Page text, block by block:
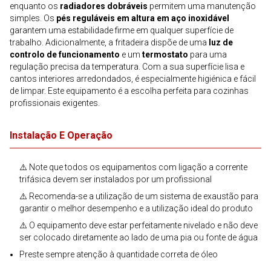
enquanto os radiadores dobráveis permitem uma manutenção
simples. Os pés reguláveis em altura em aço inoxidável
garantem uma estabilidade firme em qualquer superfície de
trabalho. Adicionalmente, a fritadeira dispõe de uma luz de
controlo de funcionamento e um termostato para uma
regulação precisa da temperatura. Com a sua superfície lisa e
cantos interiores arredondados, é especialmente higiénica e fácil
de limpar. Este equipamento é a escolha perfeita para cozinhas
profissionais exigentes.
Instalação E Operação
⚠️ Note que todos os equipamentos com ligação a corrente
trifásica devem ser instalados por um profissional
⚠️ Recomenda-se a utilização de um sistema de exaustão para
garantir o melhor desempenho e a utilização ideal do produto
⚠️ O equipamento deve estar perfeitamente nivelado e não deve
ser colocado diretamente ao lado de uma pia ou fonte de água
Preste sempre atenção à quantidade correta de óleo